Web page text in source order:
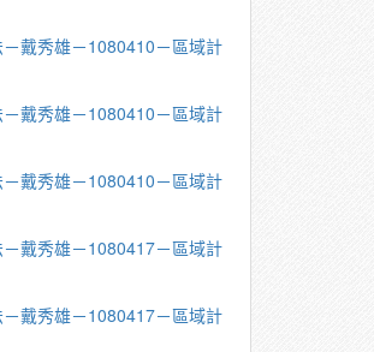
戴秀雄－1080410－區域計
戴秀雄－1080410－區域計
戴秀雄－1080410－區域計
戴秀雄－1080417－區域計
戴秀雄－1080417－區域計